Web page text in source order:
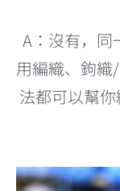
A：沒有，同
用編織、鉤
法都可以幫